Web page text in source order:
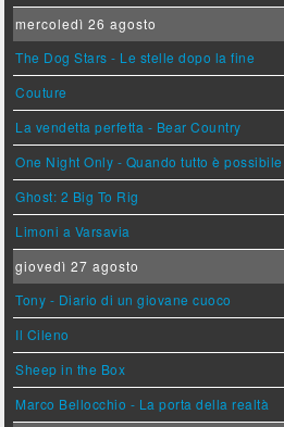
mercoledì 26 agosto
The Dog Stars - Le stelle dopo la fine
Couture
La vendetta perfetta - Bear Country
One Night Only - Quando tutto è possibile
Ghost: 2 Big To Rig
Limoni a Varsavia
giovedì 27 agosto
Tony - Diario di un giovane cuoco
Il Cileno
Sheep in the Box
Marco Bellocchio - La porta della realtà